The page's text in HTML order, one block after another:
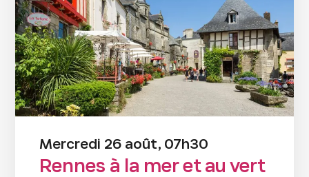
Mercredi 26 août, 07h30
Rennes à la mer et au vert